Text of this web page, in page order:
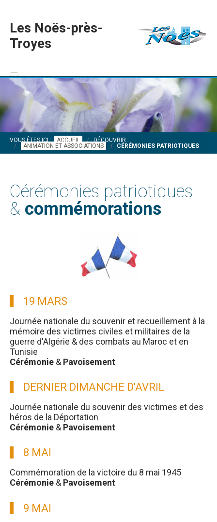
Les Noës-près-
Troyes
VOUS ÊTES ICI : ACCUEIL
DÉCOUVRIR
ANIMATION ET ASSOCIATIONS
CÉRÉMONIES PATRIOTIQUES
Cérémonies patriotiques
& commémorations
19 MARS
Journée nationale du souvenir et recueillement à la
mémoire des victimes civiles et militaires de la
guerre d'Algérie & des combats au Maroc et en
Tunisie
Cérémonie & Pavoisement
DERNIER DIMANCHE D'AVRIL
Journée nationale du souvenir des victimes et des
héros de la Déportation
Cérémonie & Pavoisement
8 MAI
Commémoration de la victoire du 8 mai 1945
Cérémonie & Pavoisement
9 MAI